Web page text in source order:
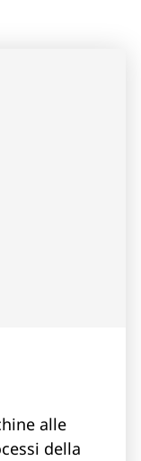
alle
della